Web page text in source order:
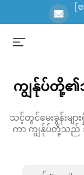
ကျွန်ုပ်တို့၏
သင့်တွင်မေးခွန်းမျာ
ကာ ကျွန်ုပ်တို့သည်